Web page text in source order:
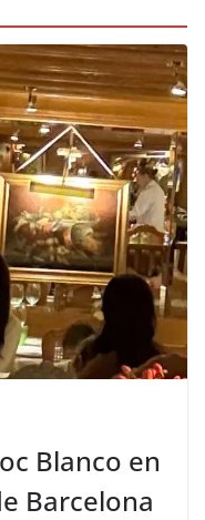
Blanco en
Barcelona